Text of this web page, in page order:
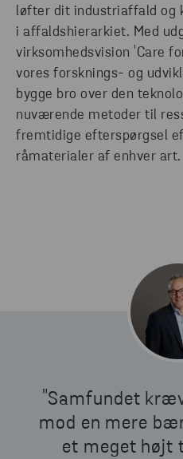
løfter dit industriaffald og
i affaldshierarkiet. Med
virksomhedsvision 'Care
vores forsknings- og
bygge bro over den
nuværende metoder til
fremtidige efterspørgsel
råmaterialer af enhver art.
"Samfundet
mod en mere
et meget højt